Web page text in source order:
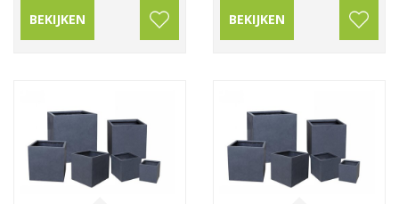
BEKIJKEN BEKIJKEN